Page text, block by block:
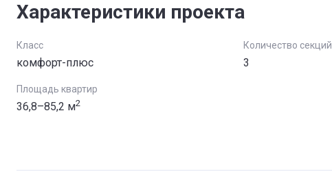
Характеристики проекта
Класс
комфорт-плюс
Количество секций
3
Площадь квартир
36,8–85,2 м2